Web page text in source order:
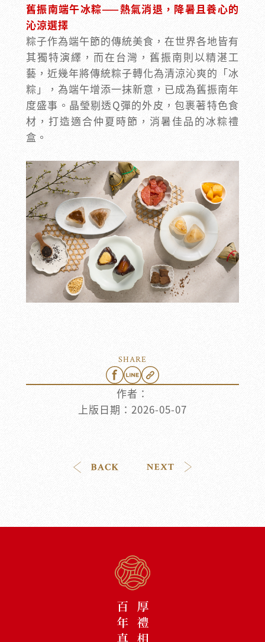
舊振南端午冰粽——熱氣消退，降暑且養心的
沁涼選擇
粽子作為端午節的傳統美食，在世界各地皆有
其獨特演繹，而在台灣，舊振南則以精湛工
藝，近幾年將傳統粽子轉化為清涼沁爽的「冰
粽」，為端午增添一抹新意，已成為舊振南年
度盛事。晶瑩剔透Q彈的外皮，包裹著特色食
材，打造適合仲夏時節，消暑佳品的冰粽禮
盒。
作者：
上版日期： 2026-05-07
SHARE